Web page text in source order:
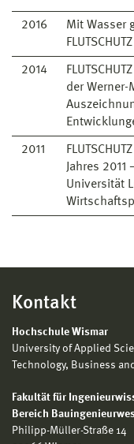
2016
Mit Wasser
2014
der
2011
Jahres
Universität
Kontakt
Hochschule Wismar
University of Applied
Technology, Business
Fakultät für
Bereich
Philipp-Müller-Straße 14